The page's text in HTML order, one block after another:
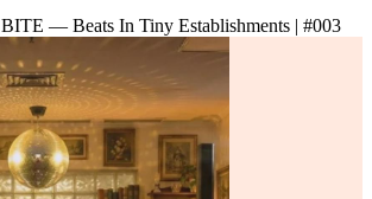
BITE — Beats In Tiny Establishments | #003